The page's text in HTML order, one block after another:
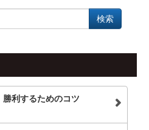
検索
勝利するためのコツ